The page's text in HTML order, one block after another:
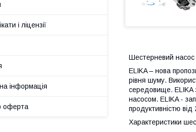
Шестерневий
ELIKA – нова
рівня шуму.
середовище. ELIKA
насосом. ELIKA -
продуктивністю
Характеристики
і ліцензії
інформація
оферта